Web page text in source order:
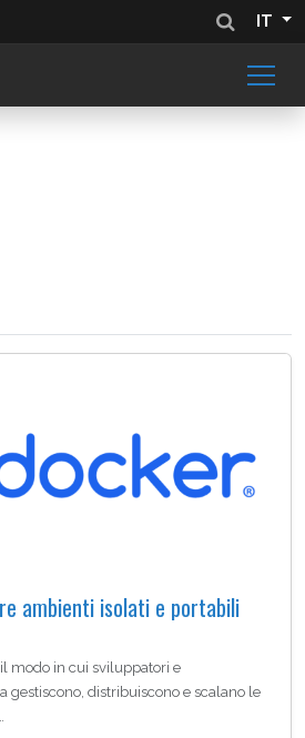
IT
ambienti isolati e portabili
modo in cui sviluppatori e
gestiscono, distribuiscono e scalano le